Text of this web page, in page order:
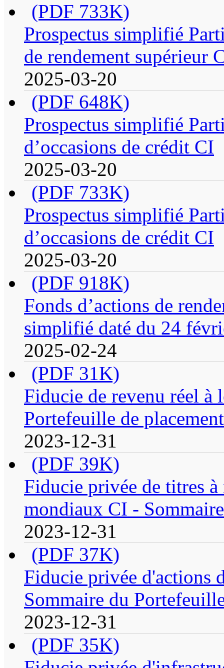
(PDF 733K)
Prospectus simplifié
de rendement supérieur
2025-03-20
(PDF 648K)
Prospectus simplifié
d’occasions de crédit CI
2025-03-20
(PDF 733K)
Prospectus simplifié
d’occasions de crédit CI
2025-03-20
(PDF 918K)
Fonds d’actions de
simplifié daté du 24
2025-02-24
(PDF 31K)
Fiducie de revenu réel à
Portefeuille de placement
2023-12-31
(PDF 39K)
Fiducie privée de titres
mondiaux CI -
2023-12-31
(PDF 37K)
Fiducie privée d'actions
Sommaire du
2023-12-31
(PDF 35K)